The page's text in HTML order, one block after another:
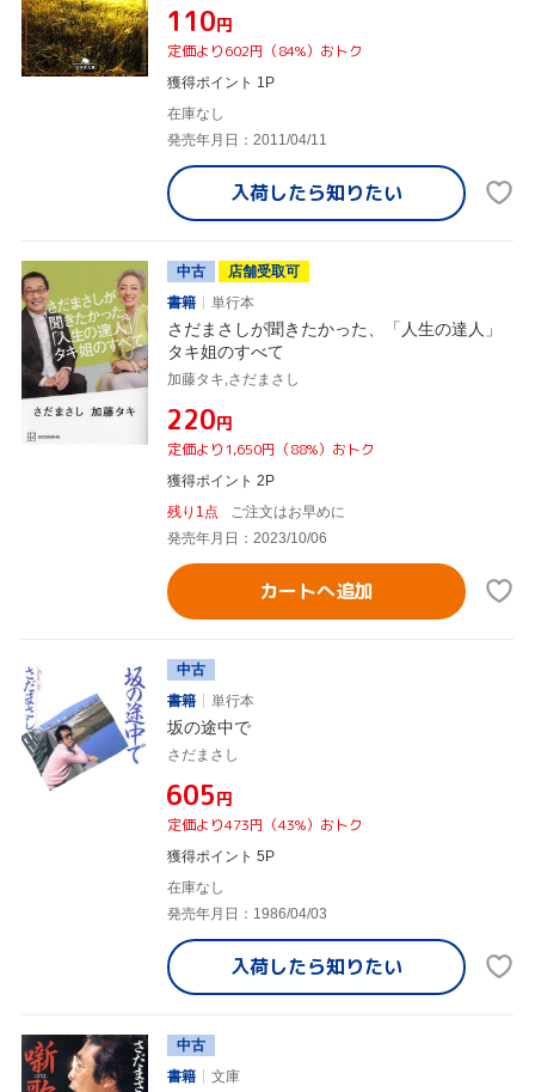
¥110円
定価より602円（84%）おトク
獲得ポイント 1P
在庫なし
発売年月日：2011/04/11
入荷したら知りたい
中古
店舗受取可
書籍
単行本
さだまさしが聞きたかった、「人生の達人」
タキ姐のすべて
加藤タキ,さだまさし
¥220円
定価より1,650円（88%）おトク
獲得ポイント 2P
残り1点
ご注文はお早めに
発売年月日：2023/10/06
カートへ追加
中古
書籍
単行本
坂の途中で
さだまさし
¥605円
定価より473円（43%）おトク
獲得ポイント 5P
在庫なし
発売年月日：1986/04/03
入荷したら知りたい
中古
書籍
文庫